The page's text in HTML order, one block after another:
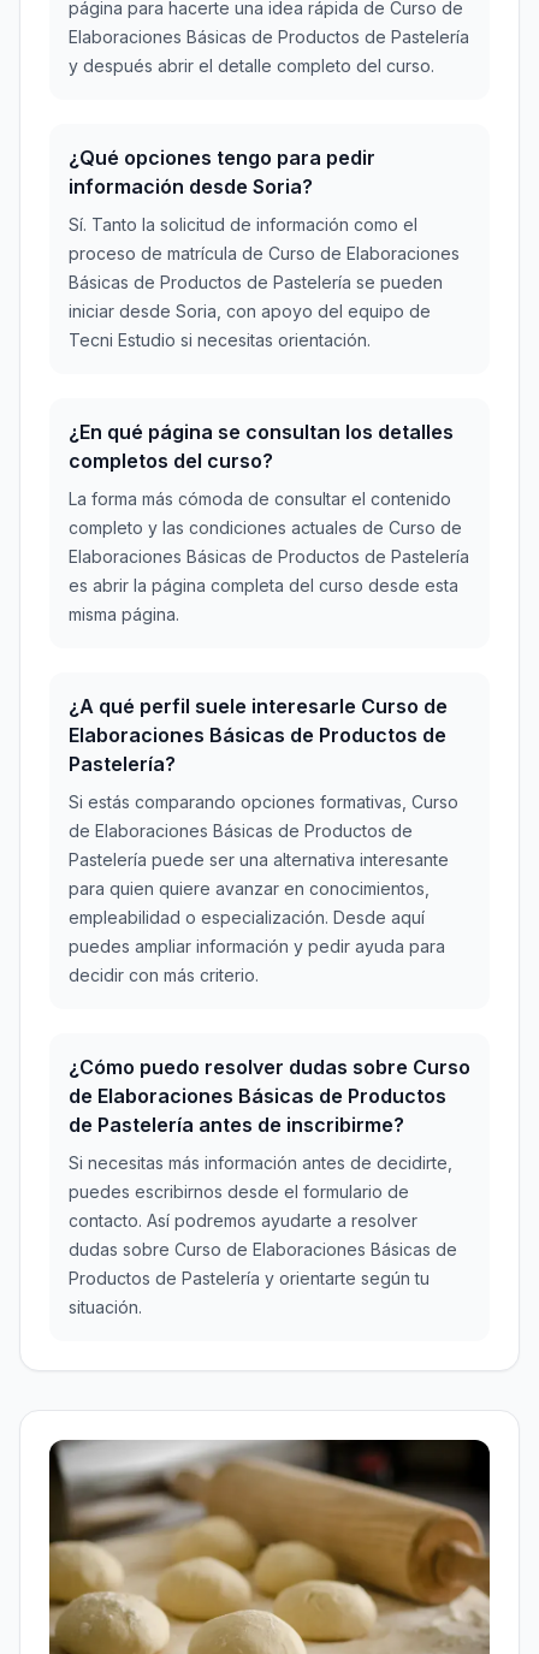
página para hacerte una idea rápida de Curso de
Elaboraciones Básicas de Productos de Pastelería
y después abrir el detalle completo del curso.
¿Qué opciones tengo para pedir
información desde Soria?
Sí. Tanto la solicitud de información como el
proceso de matrícula de Curso de Elaboraciones
Básicas de Productos de Pastelería se pueden
iniciar desde Soria, con apoyo del equipo de
Tecni Estudio si necesitas orientación.
¿En qué página se consultan los detalles
completos del curso?
La forma más cómoda de consultar el contenido
completo y las condiciones actuales de Curso de
Elaboraciones Básicas de Productos de Pastelería
es abrir la página completa del curso desde esta
misma página.
¿A qué perfil suele interesarle Curso de
Elaboraciones Básicas de Productos de
Pastelería?
Si estás comparando opciones formativas, Curso
de Elaboraciones Básicas de Productos de
Pastelería puede ser una alternativa interesante
para quien quiere avanzar en conocimientos,
empleabilidad o especialización. Desde aquí
puedes ampliar información y pedir ayuda para
decidir con más criterio.
¿Cómo puedo resolver dudas sobre Curso
de Elaboraciones Básicas de Productos
de Pastelería antes de inscribirme?
Si necesitas más información antes de decidirte,
puedes escribirnos desde el formulario de
contacto. Así podremos ayudarte a resolver
dudas sobre Curso de Elaboraciones Básicas de
Productos de Pastelería y orientarte según tu
situación.